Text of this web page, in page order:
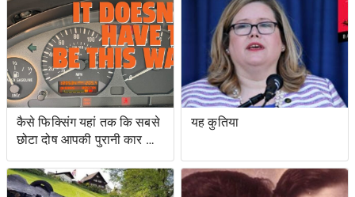
सर्टिफिकेशन को रोकने के
प्रयासों के लिए वोटिंग अधिकार
अधिनियम का उल्लंघन
अच्छा है
कैसे फिक्सिंग यहां तक ​​कि सबसे
छोटा दोष आपकी पुरानी कार को
नया जैसा महसूस करा सकता है
यह कुतिया